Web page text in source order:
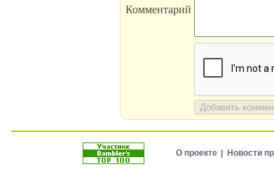
Комментарий
Добавить
О проекте Новости